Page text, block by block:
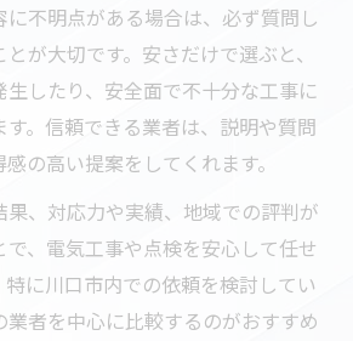
に不明点がある場合は、必ず質問し
が大切です。安さだけで選ぶと、
したり、安全面で不十分な工事に
。信頼できる業者は、説明や質問
の高い提案をしてくれます。
、対応力や実績、地域での評判が
、電気工事や点検を安心して任せ
に川口市内での依頼を検討してい
業者を中心に比較するのがおすすめ